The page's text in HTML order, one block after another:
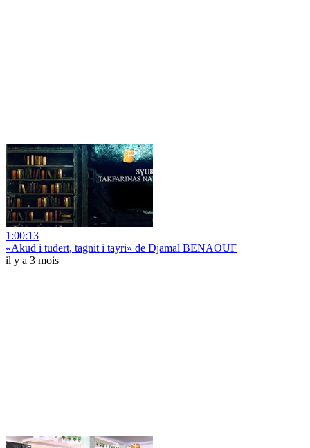
1:00:13
«Akud i tudert, tagnit i tayri» de Djamal BENAOUF
il y a 3 mois